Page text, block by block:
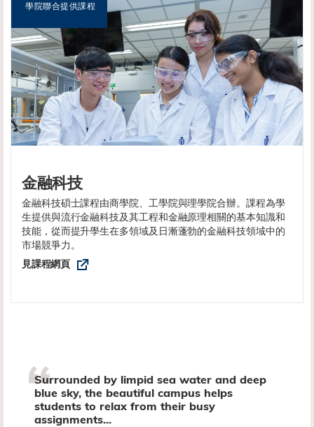
學院聯合提供課程
金融科技
金融科技碩士課程由商學院、工學院與理學院合辦。課程為學
生提供與流行金融科技及其工程和金融原理相關的基本知識和
技能，從而提升學生在多領域及日漸蓬勃的金融科技領域中的
市場競爭力。
見課程網頁
Surrounded by limpid sea water and deep
blue sky, the beautiful campus helps
students to relax from their busy
assignments...